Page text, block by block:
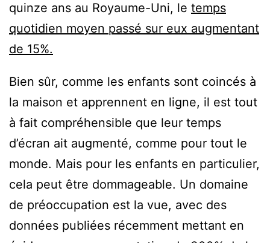
quinze ans au Royaume-Uni, le temps
quotidien moyen passé sur eux augmentant
de 15%.
Bien sûr, comme les enfants sont coincés à
la maison et apprennent en ligne, il est tout
à fait compréhensible que leur temps
d’écran ait augmenté, comme pour tout le
monde. Mais pour les enfants en particulier,
cela peut être dommageable. Un domaine
de préoccupation est la vue, avec des
données publiées récemment mettant en